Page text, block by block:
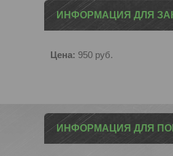
ИНФОРМАЦИЯ ДЛЯ
Цена: 950 руб.
ИНФОРМАЦИЯ ДЛЯ